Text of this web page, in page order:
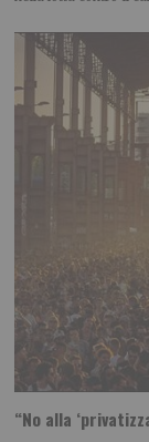
“No alla